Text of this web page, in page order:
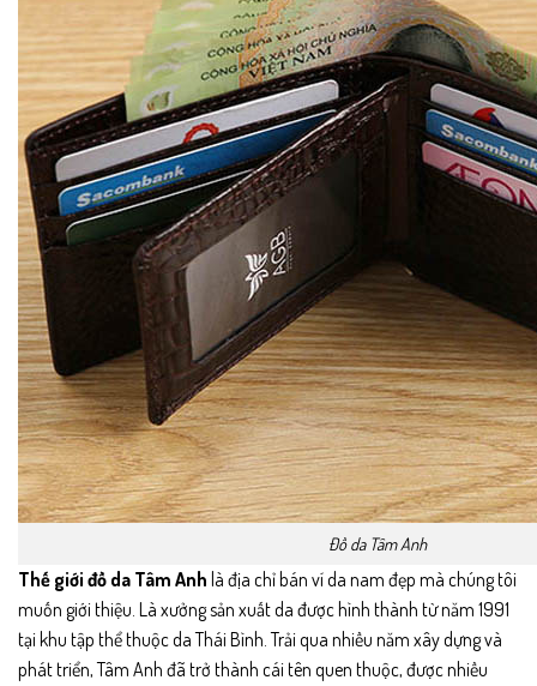
Đồ da Tâm Anh
Thế giới đồ da Tâm Anh là địa chỉ bán ví da nam đẹp mà chúng tôi
muốn giới thiệu. Là xưởng sản xuất da được hình thành từ năm 1991
tại khu tập thể thuộc da Thái Bình. Trải qua nhiều năm xây dựng và
phát triển, Tâm Anh đã trở thành cái tên quen thuộc, được nhiều